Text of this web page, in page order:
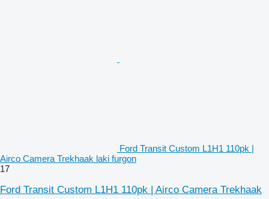
Ford Transit Custom L1H1 110pk |
Airco Camera Trekhaak laki furgon
17
Ford Transit Custom L1H1 110pk | Airco Camera Trekhaak